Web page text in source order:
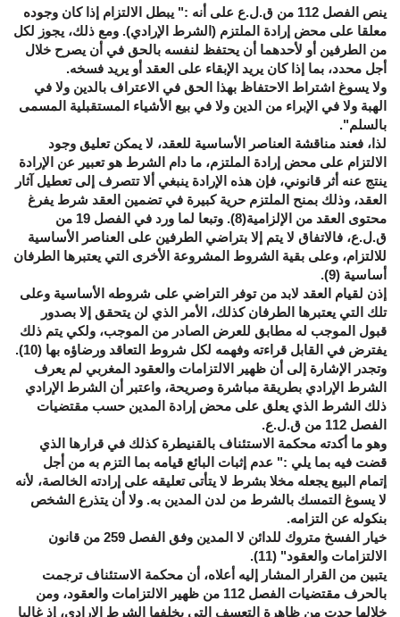
ينص الفصل 112 من ق.ل.ع على أنه :" يبطل الالتزام إذا كان وجوده
معلقا على محض إرادة الملتزم (الشرط الإرادي). ومع ذلك، يجوز لكل
من الطرفين أو لأحدهما أن يحتفظ لنفسه بالحق في أن يصرح خلال
أجل محدد، بما إذا كان يريد الإبقاء على العقد أو يريد فسخه.
ولا يسوغ اشتراط الاحتفاظ بهذا الحق في الاعتراف بالدين ولا في
الهبة ولا في الإبراء من الدين ولا في بيع الأشياء المستقبلية المسمى
بالسلم".
لذا، فعند مناقشة العناصر الأساسية للعقد، لا يمكن تعليق وجود
الالتزام على محض إرادة الملتزم، ما دام الشرط هو تعبير عن الإرادة
ينتج عنه أثر قانوني، فإن هذه الإرادة ينبغي ألا تتصرف إلى تعطيل آثار
العقد، وذلك بمنح الملتزم حرية كبيرة في تضمين العقد شرط يفرغ
محتوى العقد من الإلزامية(8). وتبعا لما ورد في الفصل 19 من
ق.ل.ع، فالاتفاق لا يتم إلا بتراضي الطرفين على العناصر الأساسية
للالتزام، وعلى بقية الشروط المشروعة الأخرى التي يعتبرها الطرفان
أساسية (9).
إذن لقيام العقد لابد من توفر التراضي على شروطه الأساسية وعلى
تلك التي يعتبرها الطرفان كذلك، الأمر الذي لن يتحقق إلا بصدور
قبول الموجب له مطابق للعرض الصادر من الموجب، ولكي يتم ذلك
يفترض في القابل قراءته وفهمه لكل شروط التعاقد ورضاؤه بها (10).
وتجدر الإشارة إلى أن ظهير الالتزامات والعقود المغربي لم يعرف
الشرط الإرادي بطريقة مباشرة وصريحة، واعتبر أن الشرط الإرادي
ذلك الشرط الذي يعلق على محض إرادة المدين حسب مقتضيات
الفصل 112 من ق.ل.ع.
وهو ما أكدته محكمة الاستئناف بالقنيطرة كذلك في قرارها الذي
قضت فيه بما يلي :" عدم إثبات البائع قيامه بما التزم به من أجل
إتمام البيع يجعله مخلا بشرط لا يتأتى تعليقه على إرادته الخالصة، لأنه
لا يسوغ التمسك بالشرط من لدن المدين به. ولا أن يتذرع الشخص
بنكوله عن التزامه.
خيار الفسخ متروك للدائن لا المدين وفق الفصل 259 من قانون
الالتزامات والعقود" (11).
يتبين من القرار المشار إليه أعلاه، أن محكمة الاستئناف ترجمت
بالحرف مقتضيات الفصل 112 من ظهير الالتزامات والعقود، ومن
خلالها حدت من ظاهرة التعسف التي يخلفها الشرط الإرادي، إذ غالبا